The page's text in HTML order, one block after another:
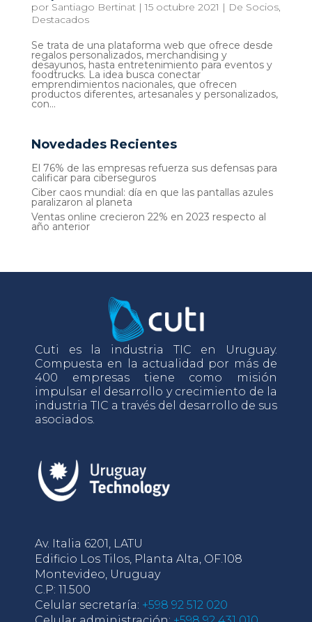
por Santiago Bertinat |15 octubre 2021 | De Socios,
Destacados
Se trata de una plataforma web que ofrece desde
regalos personalizados, merchandising y
desayunos, hasta entretenimiento para eventos y
foodtrucks. La idea busca conectar
emprendimientos nacionales, que ofrecen
productos diferentes, artesanales y personalizados,
con...
Novedades Recientes
El 76% de las empresas refuerza sus defensas para
calificar para ciberseguros
Ciber caos mundial: día en que las pantallas azules
paralizaron al planeta
Ventas online crecieron 22% en 2023 respecto al
año anterior
Cuti es la industria TIC en Uruguay.
Compuesta en la actualidad por más de
400 empresas tiene como misión
impulsar el desarrollo y crecimiento de la
industria TIC a través del desarrollo de sus
asociados.
Av. Italia 6201, LATU
Edificio Los Tilos, Planta Alta, OF.108
Montevideo, Uruguay
C.P: 11.500
Celular secretaría: +598 92 512 020